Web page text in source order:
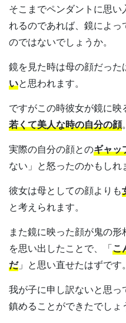
そこまでペンダントに思い
れるのであれば、鏡によ
のではないでしょうか。
鏡を見た時は母の顔だった
いと思われます。
ですがこの時彼女が鏡に映
若くて美人な時の自分の顔。
実際の自分の顔とのギャッ
ない」と怒ったのかもしれ
彼女は母としての顔よりも
と考えられます。
また鏡に映った顔が鬼の
を思い出したことで、「こ
だ」と思い直せたはずです。
我が子に申し訳ないと思
鎮めることができたでしょ